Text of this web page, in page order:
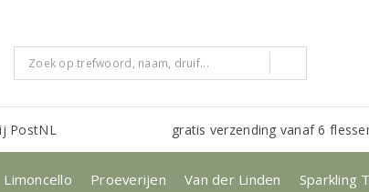
PostNL gratis verzending vanaf 6
Limoncello Proeverijen Van der Linden Sparkling